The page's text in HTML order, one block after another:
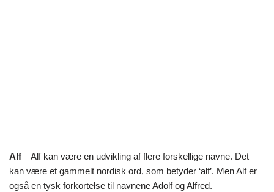
Alf – Alf kan være en udvikling af flere forskellige navne. Det
kan være et gammelt nordisk ord, som betyder ‘alf’. Men Alf er
også en tysk forkortelse til navnene Adolf og Alfred.